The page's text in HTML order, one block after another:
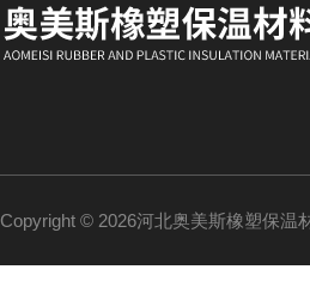
Copyright © 2026河北奥美斯橡塑保